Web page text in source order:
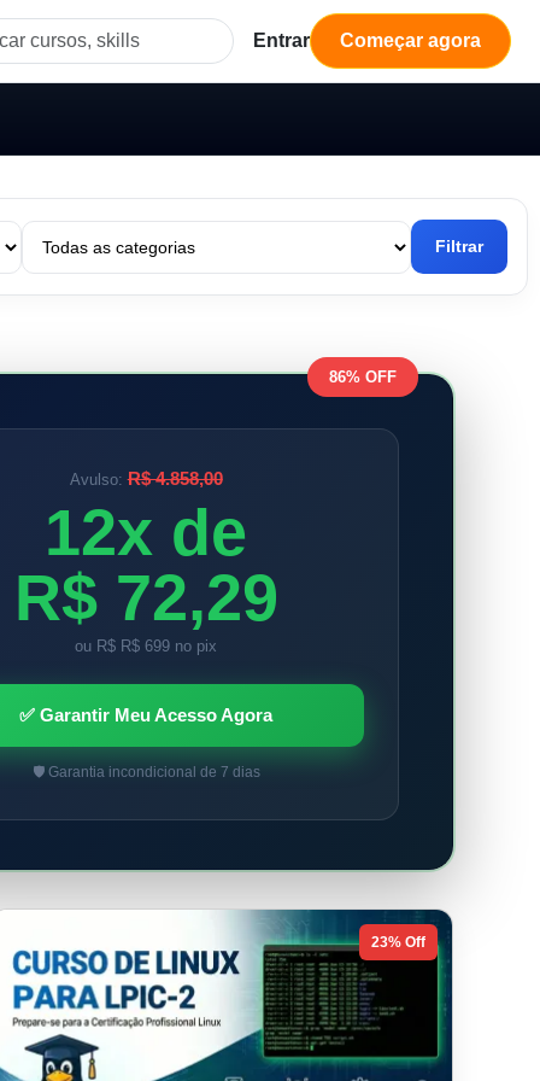
Entrar Começar agora
Filtrar
86% OFF
Avulso:R$ 4.858,00
12x de
R$ 72,29
ou R$ R$ 699 no pix
✅ Garantir Meu Acesso Agora
🛡️ Garantia incondicional de 7 dias
23% Off